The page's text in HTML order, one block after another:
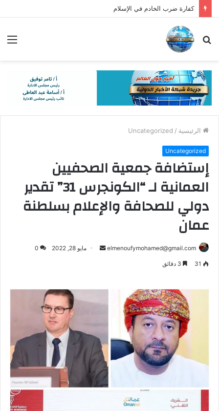
كفارة ضرب الخادم في الإسلام
بحث
الرئيسية /
Uncategorized
Uncategorized
إستضافة جمعية الصحفيين
العمانية لـ “الكونجرس 31” تقدير
دولي للصحافة والإعلام بسلطنة
عمان
elmenoufymohamed@gmail.com
أرسل مايو 28, 2022 0
31